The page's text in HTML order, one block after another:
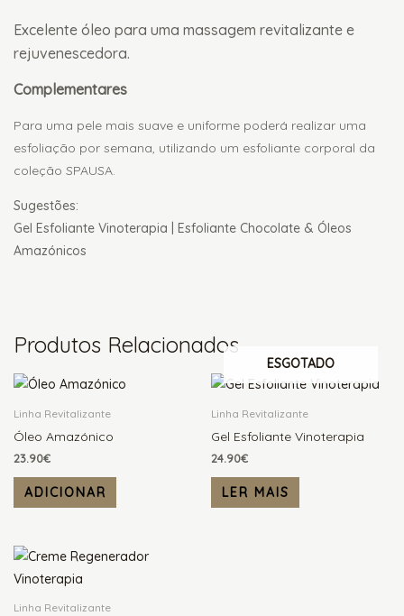
Excelente óleo para uma massagem revitalizante e
rejuvenescedora.
Complementares
Para uma pele mais suave e uniforme poderá realizar uma
esfoliação por semana, utilizando um esfoliante corporal da
coleção SPAUSA.
Sugestões:
Gel Esfoliante Vinoterapia | Esfoliante Chocolate & Óleos
Amazónicos
Produtos Relacionados
Linha Revitalizante
Óleo Amazónico
23.90€
ADICIONAR
ESGOTADO
Linha Revitalizante
Gel Esfoliante Vinoterapia
24.90€
LER MAIS
Linha Revitalizante